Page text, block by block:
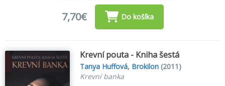
7,70€ Do košíka
Krevní pouta - Kniha šestá
Tanya Huffová, Brokilon (2011)
Krevní banka